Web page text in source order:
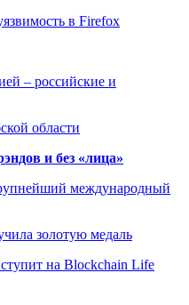
в Firefox
– российские и
области
и без «лица»
международный
золотую медаль
на Blockchain Life